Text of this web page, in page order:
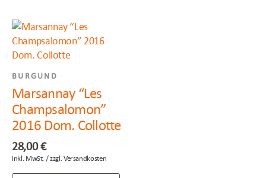
BURGUND
Marsannay “Les
Champsalomon”
2016 Dom. Collotte
28,00€